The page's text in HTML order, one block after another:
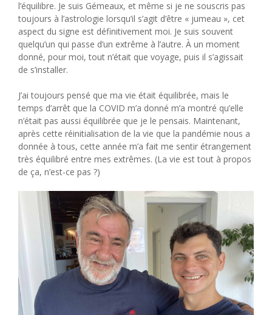
l’équilibre. Je suis Gémeaux, et même si je ne souscris pas
toujours à l’astrologie lorsqu’il s’agit d’être « jumeau », cet
aspect du signe est définitivement moi. Je suis souvent
quelqu’un qui passe d’un extrême à l’autre. À un moment
donné, pour moi, tout n’était que voyage, puis il s’agissait
de s’installer.
J’ai toujours pensé que ma vie était équilibrée, mais le
temps d’arrêt que la COVID m’a donné m’a montré qu’elle
n’était pas aussi équilibrée que je le pensais. Maintenant,
après cette réinitialisation de la vie que la pandémie nous a
donnée à tous, cette année m’a fait me sentir étrangement
très équilibré entre mes extrêmes. (La vie est tout à propos
de ça, n’est-ce pas ?)